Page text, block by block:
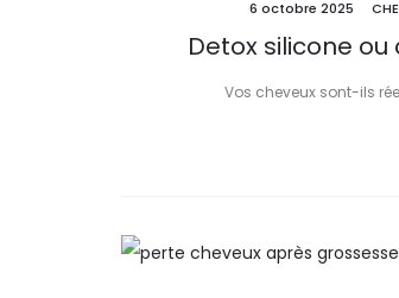
6 octobre 2025
Detox silicone
Vos cheveux sont-ils